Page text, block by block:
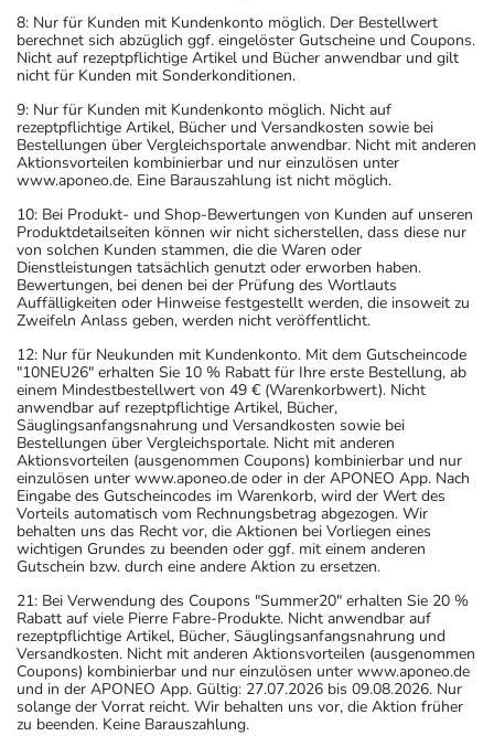
8: Nur für Kunden mit Kundenkonto möglich. Der Bestellwert
berechnet sich abzüglich ggf. eingelöster Gutscheine und Coupons.
Nicht auf rezeptpflichtige Artikel und Bücher anwendbar und gilt
nicht für Kunden mit Sonderkonditionen.
9: Nur für Kunden mit Kundenkonto möglich. Nicht auf
rezeptpflichtige Artikel, Bücher und Versandkosten sowie bei
Bestellungen über Vergleichsportale anwendbar. Nicht mit anderen
Aktionsvorteilen kombinierbar und nur einzulösen unter
www.aponeo.de. Eine Barauszahlung ist nicht möglich.
10: Bei Produkt- und Shop-Bewertungen von Kunden auf unseren
Produktdetailseiten können wir nicht sicherstellen, dass diese nur
von solchen Kunden stammen, die die Waren oder
Dienstleistungen tatsächlich genutzt oder erworben haben.
Bewertungen, bei denen bei der Prüfung des Wortlauts
Auffälligkeiten oder Hinweise festgestellt werden, die insoweit zu
Zweifeln Anlass geben, werden nicht veröffentlicht.
12: Nur für Neukunden mit Kundenkonto. Mit dem Gutscheincode
"10NEU26" erhalten Sie 10 % Rabatt für Ihre erste Bestellung, ab
einem Mindestbestellwert von 49 € (Warenkorbwert). Nicht
anwendbar auf rezeptpflichtige Artikel, Bücher,
Säuglingsanfangsnahrung und Versandkosten sowie bei
Bestellungen über Vergleichsportale. Nicht mit anderen
Aktionsvorteilen (ausgenommen Coupons) kombinierbar und nur
einzulösen unter www.aponeo.de oder in der APONEO App. Nach
Eingabe des Gutscheincodes im Warenkorb, wird der Wert des
Vorteils automatisch vom Rechnungsbetrag abgezogen. Wir
behalten uns das Recht vor, die Aktionen bei Vorliegen eines
wichtigen Grundes zu beenden oder ggf. mit einem anderen
Gutschein bzw. durch eine andere Aktion zu ersetzen.
21: Bei Verwendung des Coupons "Summer20" erhalten Sie 20 %
Rabatt auf viele Pierre Fabre-Produkte. Nicht anwendbar auf
rezeptpflichtige Artikel, Bücher, Säuglingsanfangsnahrung und
Versandkosten. Nicht mit anderen Aktionsvorteilen (ausgenommen
Coupons) kombinierbar und nur einzulösen unter www.aponeo.de
und in der APONEO App. Gültig: 27.07.2026 bis 09.08.2026. Nur
solange der Vorrat reicht. Wir behalten uns vor, die Aktion früher
zu beenden. Keine Barauszahlung.